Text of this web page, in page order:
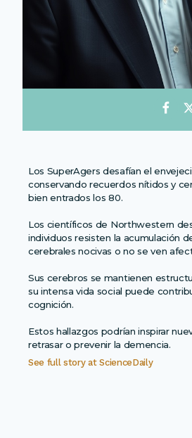
Los SuperAgers desafían el
conservando recuerdos nítidos y
bien entrados los 80.
Los científicos de Northwestern
individuos resisten la acumulación
cerebrales nocivas o no se ven
Sus cerebros se mantienen
su intensa vida social puede
cognición.
Estos hallazgos podrían inspirar
retrasar o prevenir la demencia.
See full story atScienceDaily